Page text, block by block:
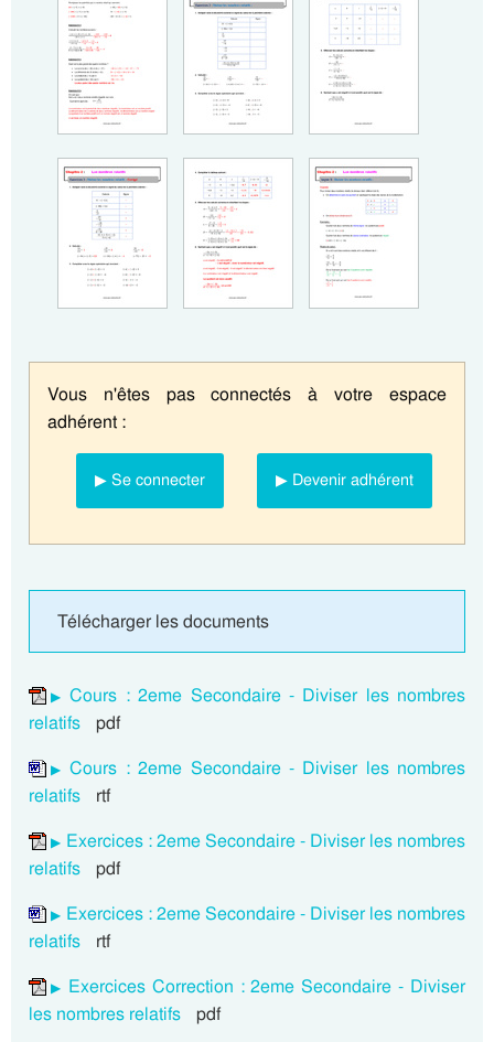
Vous n'êtes pas connectés à votre espace
adhérent :
▶ Se connecter ▶ Devenir adhérent
Télécharger les documents
Cours : 2eme Secondaire - Diviser les nombres
relatifs pdf
Cours : 2eme Secondaire - Diviser les nombres
relatifs rtf
Exercices : 2eme Secondaire - Diviser les nombres
relatifs pdf
Exercices : 2eme Secondaire - Diviser les nombres
relatifs rtf
Exercices Correction : 2eme Secondaire - Diviser
les nombres relatifs pdf